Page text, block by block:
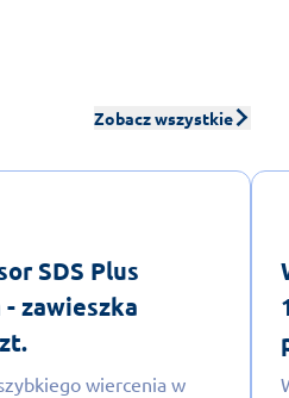
Zobacz wszystkie
SDS Plus
- zawieszka
wiercenia w